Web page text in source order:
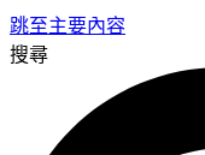
跳至主要內容
搜尋